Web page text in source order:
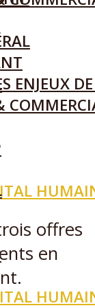
ENJEUX
offres
en